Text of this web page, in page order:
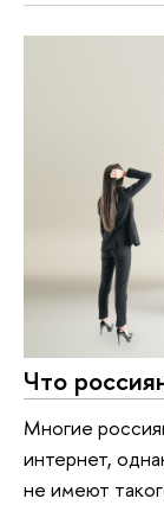
Что
Многие
интернет,
не имеют